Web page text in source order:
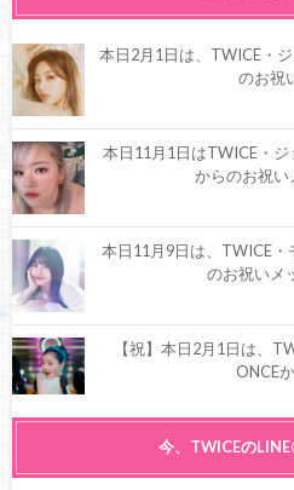
本日2月1日は、TWICE・
のお祝
本日11月1日はTWICE・
からのお祝
本日11月9日は、TWICE
のお祝いメ
【祝】本日2月1日は、
ONCE
【祝】本日5月28日は、
ONCE
今、TWICEの